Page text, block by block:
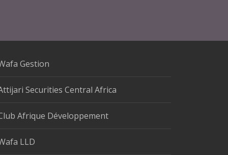
Gestion
Securities Central Africa
Afrique Développement
LLD